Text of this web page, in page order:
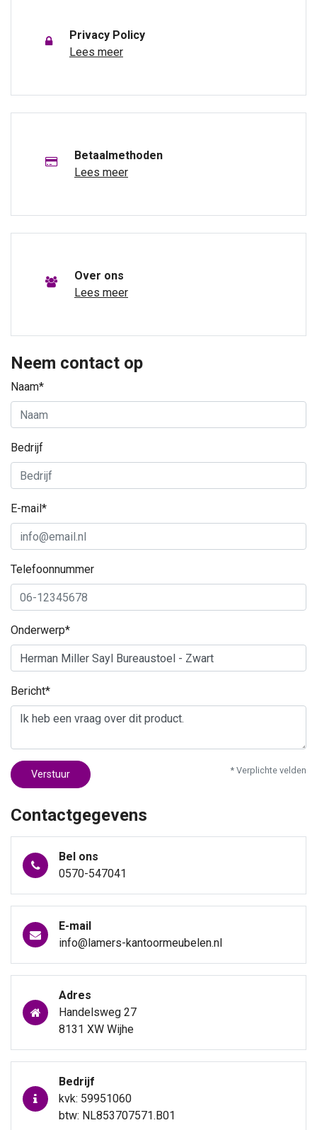
Privacy Policy
Lees meer
Betaalmethoden
Lees meer
Over ons
Lees meer
Neem contact op
Naam*
Bedrijf
E-mail*
Telefoonnummer
Onderwerp*
Bericht*
Verstuur * Verplichte velden
Contactgegevens
Bel ons
0570-547041
E-mail
info@lamers-kantoormeubelen.nl
Adres
Handelsweg 27
8131 XW Wijhe
Bedrijf
kvk: 59951060
btw: NL853707571.B01